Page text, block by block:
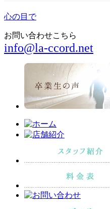
心の目で
お問い合わせこちら
info@la-ccord.net